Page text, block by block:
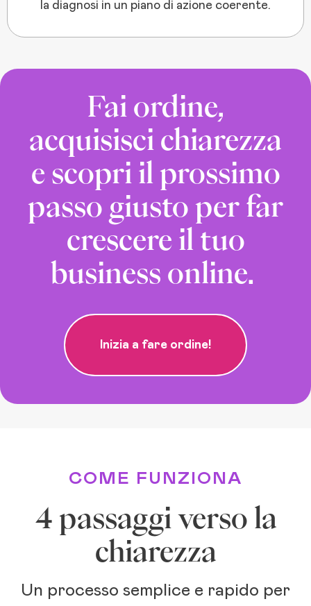
la diagnosi in un piano di azione coerente.
Fai ordine,
acquisisci chiarezza
e scopri il prossimo
passo giusto per far
crescere il tuo
business online.
Inizia a fare ordine!
COME FUNZIONA
4 passaggi verso la
chiarezza
Un processo semplice e rapido per